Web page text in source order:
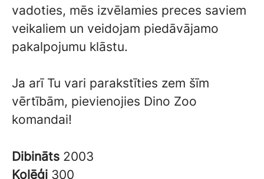
vadoties, mēs izvēlamies preces saviem
veikaliem un veidojam piedāvājamo
pakalpojumu klāstu.
Ja arī Tu vari parakstīties zem šīm
vērtībām, pievienojies Dino Zoo
komandai!
Dibināts 2003
Kolēģi 300